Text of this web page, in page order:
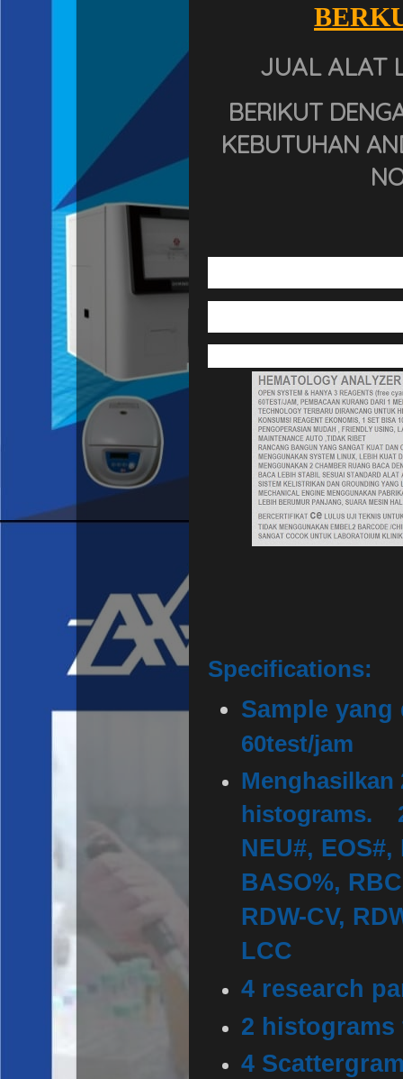
JUAL ALAT
BERIKUT
KEBUTUHAN
Specifications:
Sample
60test/jam
Menghasilkan
histograms.
NEU#,
BASO%,
RDW-CV,
LCC
4 research
2
4